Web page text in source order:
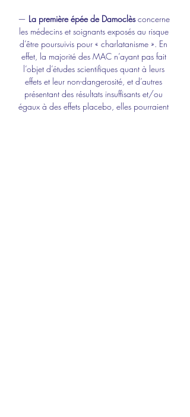
— La première épée de Damoclès concerne
les médecins et soignants exposés au risque
d’être poursuivis pour « charlatanisme ». En
effet, la majorité des MAC n’ayant pas fait
l’objet d’études scientifiques quant à leurs
effets et leur non-dangerosité, et d’autres
présentant des résultats insuffisants et/ou
égaux à des effets placebo, elles pourraient